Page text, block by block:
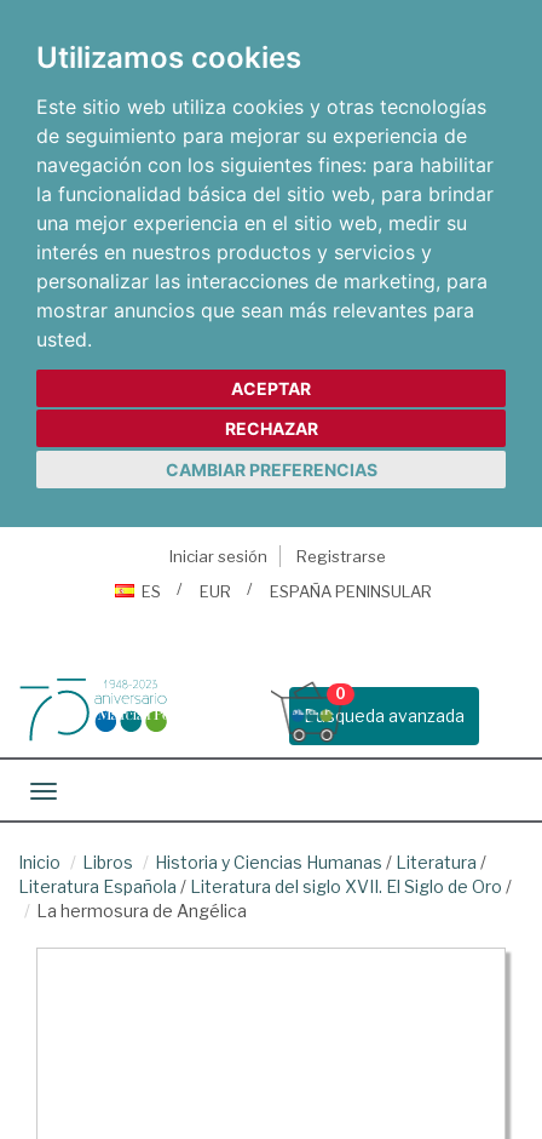
Utilizamos cookies
Este sitio web utiliza cookies y otras tecnologías
de seguimiento para mejorar su experiencia de
navegación con los siguientes fines: para habilitar
la funcionalidad básica del sitio web, para brindar
una mejor experiencia en el sitio web, medir su
interés en nuestros productos y servicios y
personalizar las interacciones de marketing, para
mostrar anuncios que sean más relevantes para
usted.
ACEPTAR
RECHAZAR
CAMBIAR PREFERENCIAS
Iniciar sesión
Registrarse
ES
EUR ESPAÑA PENINSULAR
Busqueda avanzada
0
Toggle navigation
Inicio Libros Historia y Ciencias Humanas / Literatura /
Literatura Española / Literatura del siglo XVII. El Siglo de Oro /
La hermosura de Angélica